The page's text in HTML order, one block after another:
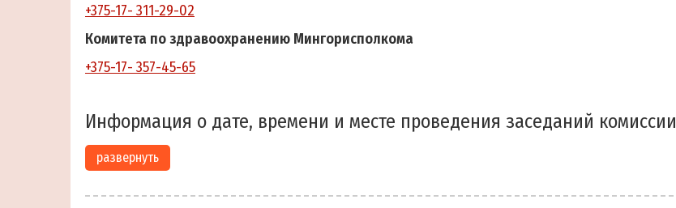
+375-17- 311-29-02
Комитета по здравоохранению Мингорисполкома
+375-17- 357-45-65
Информация о дате, времени и месте проведения заседаний комиссии
развернуть